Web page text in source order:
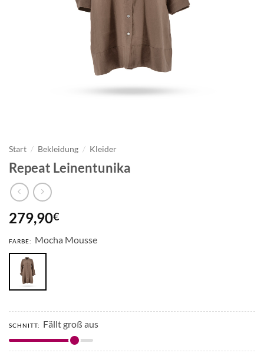
Start / Bekleidung / Kleider
Repeat Leinentunika
279,90€
FARBE: Mocha Mousse
SCHNITT: Fällt groß aus